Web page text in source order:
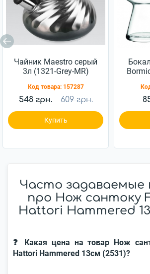
Чайник Maestro серый
3л (1321-Grey-MR)
Код товара: 157287
548 грн. 609 грн.
Купить
Часто задаваемые
про Нож сантоку
Hattori Hammered
❓ Какая цена на товар Нож
Hattori Hammered 13см (2531)?